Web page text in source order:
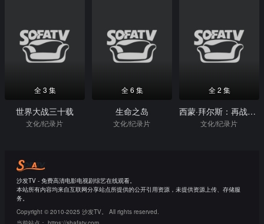
全 3 集
世界大战三十载
文化/纪录片
全 6 集
生命之岛
文化/纪录片
全 2 集
西蒙·拜尔斯：再战奥运
文化/纪录片
沙发TV - 免费高清电影电视剧综艺在线观看。
本站所有内容均来自互联网分享站点所提供的公开引用资源，未提供资源上传、存储服
务。
Copyright © 2010-2025 沙发TV。 All rights reserved.